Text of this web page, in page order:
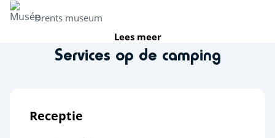
Drents museum
Jan Kruis museum
Drouwenerzand
Lees meer
Services op de camping
Receptie